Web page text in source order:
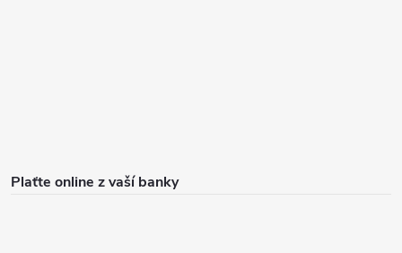
Plaťte online z vaší banky